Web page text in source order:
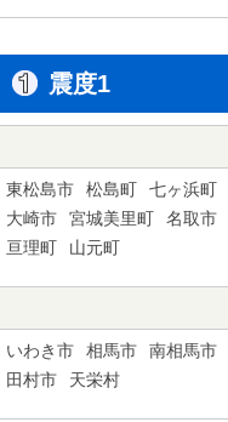
震度1
東松島市 松島町 七ヶ浜町
大崎市
宮城美里町 名取市
亘理町
山元町
いわき市 相馬市 南相馬市
田村市
天栄村